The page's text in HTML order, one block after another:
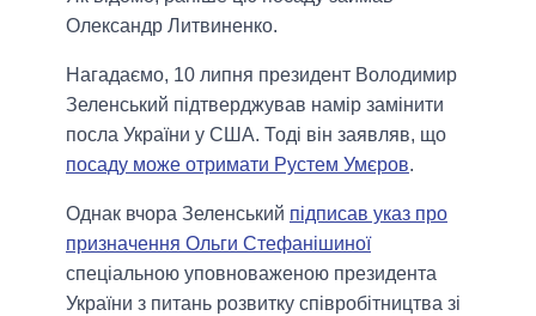
Олександр Литвиненко.
Нагадаємо, 10 липня президент Володимир
Зеленський підтверджував намір замінити
посла України у США. Тодi вiн заявляв, що
посаду може отримати Рустем Умєров.
Однак вчора Зеленський підписав указ про
призначення Ольги Стефанішиної
спеціальною уповноваженою президента
України з питань розвитку співробітництва зі